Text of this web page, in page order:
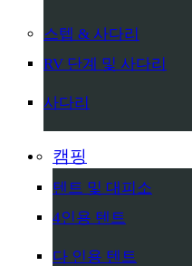
스텝 & 사다리
RV 단계 및 사다리
사다리
캠핑
텐트 및 대피소
4인용 텐트
다 인용 텐트